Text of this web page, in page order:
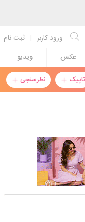
ثبت نام | ورود کاربر
عکس ویدیو
تاپیک نظرسنجی